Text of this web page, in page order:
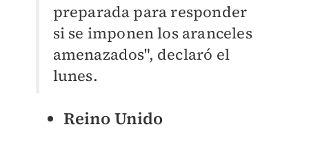
preparada para responder
si se imponen los aranceles
amenazados", declaró el
lunes.
Reino Unido